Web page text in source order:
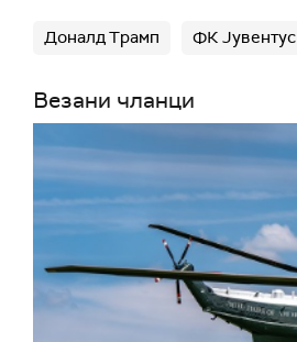
Доналд Трамп ФК Јувентус
Везани чланци